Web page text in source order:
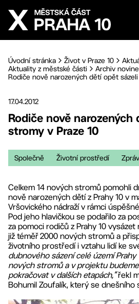
Přejít na hlavní obsah
Úvodní stránka Život v Praze 10
Aktuality z městské části
Archiv
Rodiče nově narozených dětí opět sázeli
17.04.2012
Rodiče nově narozených
stromy v Praze 10
Společně Životní prostředí
Celkem 14 nových stromů pomohli
nově narozených dětí z Prahy 10 v
Vršovického nádraží v rámci
Pod jeho hlavičkou se podařilo za
za pomoci rodičů z Prahy 10 vysázet
již téměř 2000 nových stromů a
životního prostředí i vztahu lidí ke
dubnového sázení celé území Prahy
nových stromů a v projektu
pokračovat v dalších etapách,“řekl
Bohumil Zoufalík, který se dnešního